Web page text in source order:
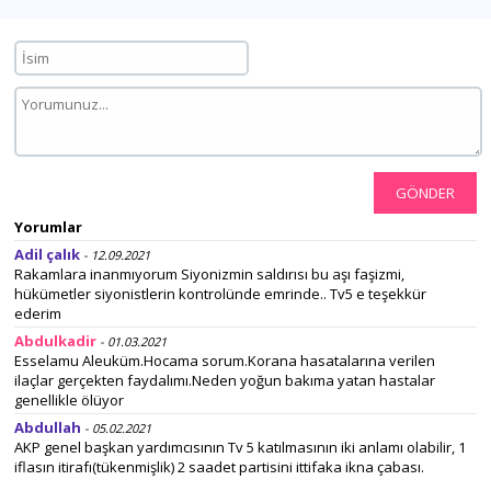
GÖNDER
Yorumlar
Adil çalık - 12.09.2021
Rakamlara inanmıyorum Siyonizmin saldırısı bu aşı faşizmi,
hükümetler siyonistlerin kontrolünde emrinde.. Tv5 e teşekkür
ederim
Abdulkadir - 01.03.2021
Esselamu Aleuküm.Hocama sorum.Korana hasatalarına verilen
ilaçlar gerçekten faydalımı.Neden yoğun bakıma yatan hastalar
genellikle ölüyor
Abdullah - 05.02.2021
AKP genel başkan yardımcısının Tv 5 katılmasının iki anlamı olabilir, 1
iflasın itirafı(tükenmişlik) 2 saadet partisini ittifaka ikna çabası.